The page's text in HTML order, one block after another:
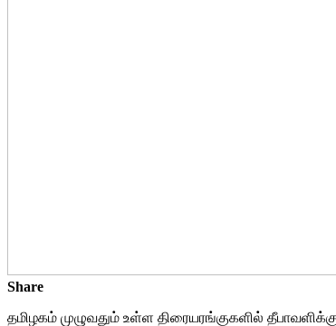
Share
தமிழகம் முழுவதும் உள்ள திரையரங்குகளில்